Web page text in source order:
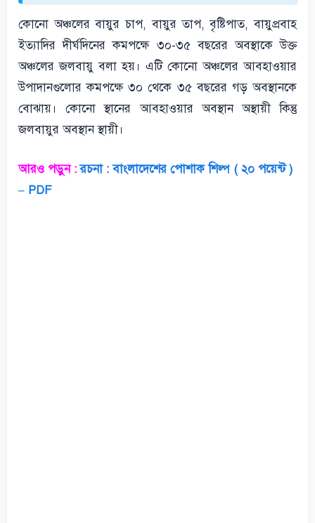
কোনো অঞ্চলের বায়ুর চাপ, বায়ুর তাপ, বৃষ্টিপাত, বায়ুপ্রবাহ
ইত্যাদির দীর্ঘদিনের কমপক্ষে ৩০-৩৫ বছরের অবস্থাকে উক্ত
অঞ্চলের জলবায়ু বলা হয়। এটি কোনো অঞ্চলের আবহাওয়ার
উপাদানগুলোর কমপক্ষে ৩০ থেকে ৩৫ বছরের গড় অবস্থানকে
বোঝায়। কোনো স্থানের আবহাওয়ার অবস্থান অস্থায়ী কিন্তু
জলবায়ুর অবস্থান স্থায়ী।
আরও পড়ুন : রচনা : বাংলাদেশের পোশাক শিল্প ( ২০ পয়েন্ট )
– PDF